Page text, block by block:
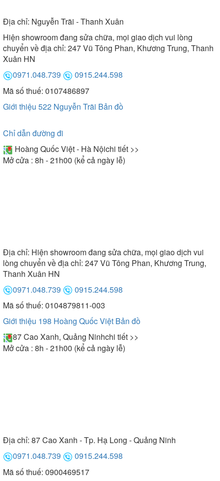
dụng những góc chết của phòng tắm, giúp tiết kiệm
diện tích hiệu quả. Mẫu bồn này thích hợp nhất với
không gian nhỏ hẹp. Bạn có thể tham khảo một số
kích thước thông dụng như: 1250x1250x450 mm,
14001400x600 mm
Bồn tắm góc Micio có kích thước nhỏ gọn
- Bồn tắm đôi: Là mẫu bồn tắm lớn, thoải mái cho
hai người sử dụng cùng lúc. Tham khảo một số kích
Nhờ ứng dụng hoàn toàn từ các chất liệu cao cấp,
bồn tắm Micio được giới chuyên gia đánh giá đạt
100% tiêu chuẩn chất lượng và độ an toàn.
Địa chỉ: Nguyễn Trãi - Thanh Xuân
Hiện showroom đang sửa chữa, mọi giao dịch vui lòng
chuyển về địa chỉ: 247 Vũ Tông Phan, Khương Trung, Thanh
Xuân HN
0971.048.739
0915.244.598
Mã số thuế: 0107486897
Giới thiệu 522 Nguyễn Trãi Bản đồ
Chỉ dẫn đường đi
Hoàng Quốc Việt - Hà Nộichi tiết >>
Mở cửa : 8h - 21h00 (kể cả ngày lễ)
Địa chỉ: Hiện showroom đang sửa chữa, mọi giao dịch vui
lòng chuyển về địa chỉ: 247 Vũ Tông Phan, Khương Trung,
Thanh Xuân HN
0971.048.739
0915.244.598
Mã số thuế: 0104879811-003
Giới thiệu 198 Hoàng Quốc Việt Bản đồ
87 Cao Xanh, Quảng Ninhchi tiết >>
Mở cửa : 8h - 21h00 (kể cả ngày lễ)
Địa chỉ: 87 Cao Xanh - Tp. Hạ Long - Quảng Ninh
0971.048.739
0915.244.598
Mã số thuế: 0900469517